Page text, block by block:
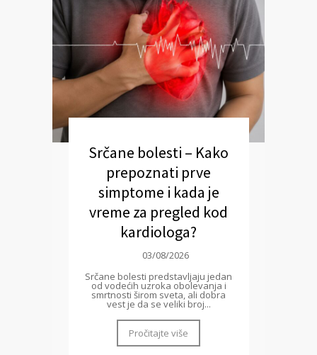
Srčane bolesti – Kako
prepoznati prve
simptome i kada je
vreme za pregled kod
kardiologa?
03/08/2026
Srčane bolesti predstavljaju jedan
od vodećih uzroka obolevanja i
smrtnosti širom sveta, ali dobra
vest je da se veliki broj...
Pročitajte više